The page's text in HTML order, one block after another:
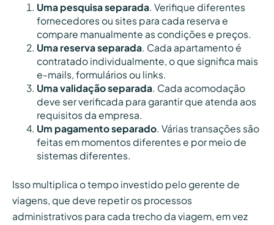
Uma pesquisa separada. Verifique diferentes
fornecedores ou sites para cada reserva e
compare manualmente as condições e preços.
Uma reserva separada. Cada apartamento é
contratado individualmente, o que significa mais
e-mails, formulários ou links.
Uma validação separada. Cada acomodação
deve ser verificada para garantir que atenda aos
requisitos da empresa.
Um pagamento separado. Várias transações são
feitas em momentos diferentes e por meio de
sistemas diferentes.
Isso multiplica o tempo investido pelo gerente de
viagens, que deve repetir os processos
administrativos para cada trecho da viagem, em vez